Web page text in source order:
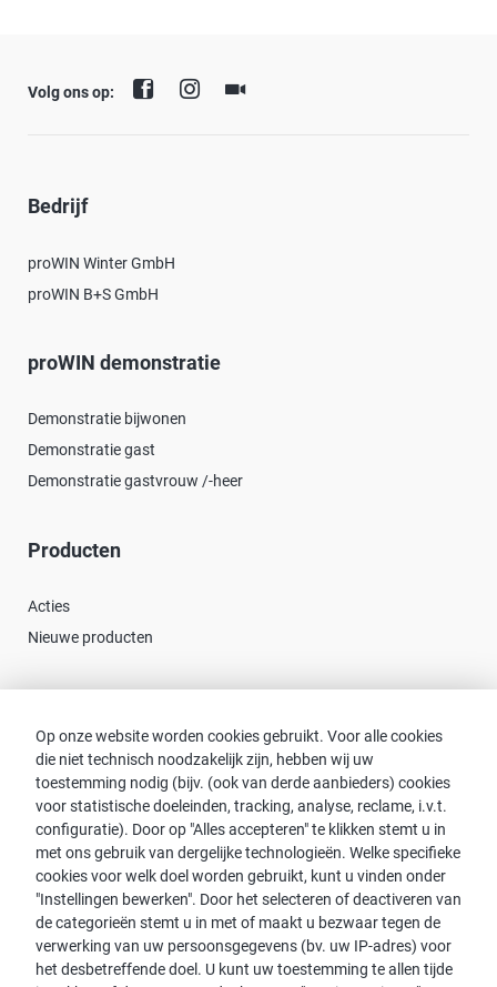
Op onze website worden cookies gebruikt. Voor alle cookies
die niet technisch noodzakelijk zijn, hebben wij uw
toestemming nodig (bijv. (ook van derde aanbieders) cookies
voor statistische doeleinden, tracking, analyse, reclame, i.v.t.
configuratie). Door op "Alles accepteren" te klikken stemt u in
met ons gebruik van dergelijke technologieën. Welke specifieke
cookies voor welk doel worden gebruikt, kunt u vinden onder
"Instellingen bewerken". Door het selecteren of deactiveren van
de categorieën stemt u in met of maakt u bezwaar tegen de
verwerking van uw persoonsgegevens (bv. uw IP-adres) voor
het desbetreffende doel. U kunt uw toestemming te allen tijde
Volg ons op:
Bedrijf
proWIN Winter GmbH
proWIN B+S GmbH
proWIN demonstratie
Demonstratie bijwonen
Demonstratie gast
Demonstratie gastvrouw /-heer
Producten
Acties
Nieuwe producten
Consulent zoeken
Contact met proWIN
Service-FAQ
Opmerking:
Voor de leesbaarheid wordt de mannelijke vorm gebruikt. Dit